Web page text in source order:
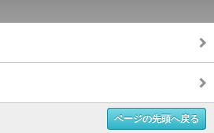
ページの先頭へ戻る